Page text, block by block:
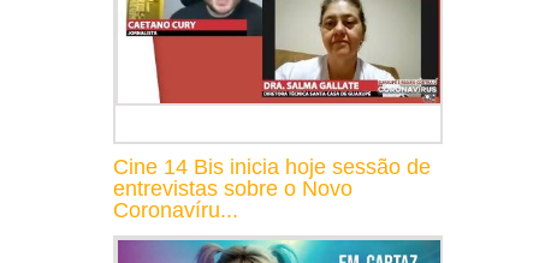
Cine 14 Bis inicia hoje sessão de
entrevistas sobre o Novo
Coronavíru...